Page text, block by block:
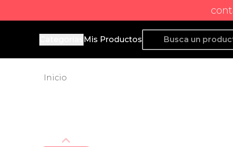
Producto de Aquí
Mis Productos
Inicio